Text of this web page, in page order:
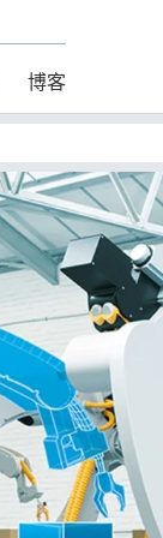
博客